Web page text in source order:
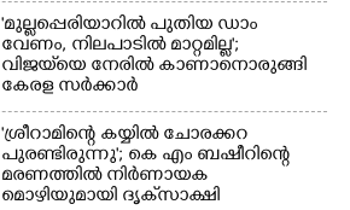
'മുല്ലപ്പെരിയാറിൽ പുതിയ ഡാം
വേണം, നിലപാടിൽ മാറ്റമില്ല';
വിജയ്‌യെ നേരിൽ കാണാനൊരുങ്ങി
കേരള സർക്കാർ
'ശ്രീറാമിന്റെ കയ്യിൽ ചോരക്കറ
പുരണ്ടിരുന്നു'; കെ എം ബഷീറിന്റെ
മരണത്തിൽ നിർണായക
മൊഴിയുമായി ദൃക്‌സാക്ഷി